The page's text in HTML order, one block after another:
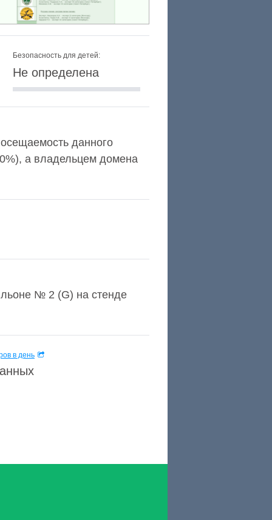
Безопасность для детей:
Не определена
данного
а владельцем домена
№ 2 (G) на стенде
в день